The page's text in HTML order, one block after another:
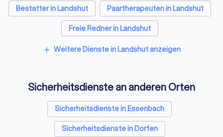
Bestatter in Landshut
Paartherapeuten in Landshut
Freie Redner in Landshut
add Weitere Dienste in Landshut anzeigen
Sicherheitsdienste an anderen Orten
Sicherheitsdienste in Essenbach
Sicherheitsdienste in Dorfen